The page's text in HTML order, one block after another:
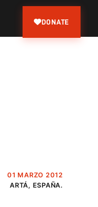
DONATE
01 MARZO 2012
ARTÁ, ESPAÑA.